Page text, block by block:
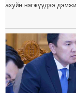
ахуйн нэгжүүдээ